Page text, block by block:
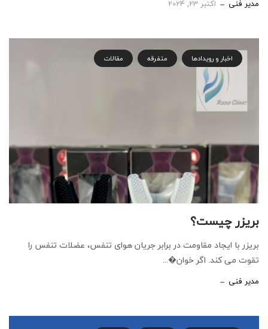
مدیر فنی اکتبر 23, 2024
اخبار و رویدادها متفرقه مقالات
بریزر چیست؟
بریزر با ایجاد مقاومت در برابر جریان هوای تنفس، عضلات تنفس را
تقوت می کند. اگر خوان�...
مدیر فنی